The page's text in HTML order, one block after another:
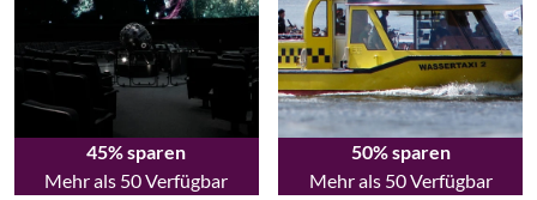
45% sparen
Mehr als 50 Verfügbar
50% sparen
Mehr als 50 Verfügbar